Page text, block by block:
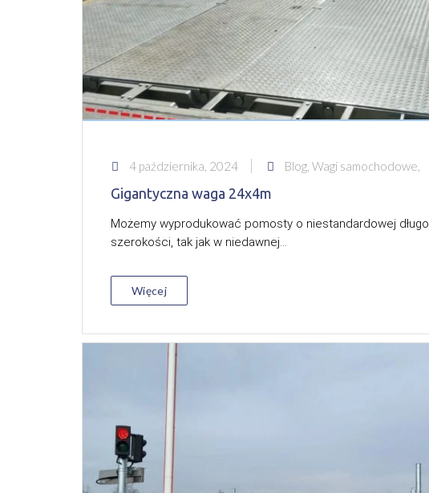
4 października, 2024 Blog, Wagi samochodowe,
Gigantyczna waga 24x4m
Możemy wyprodukować pomosty o niestandardowej
szerokości, tak jak w niedawnej...
Więcej